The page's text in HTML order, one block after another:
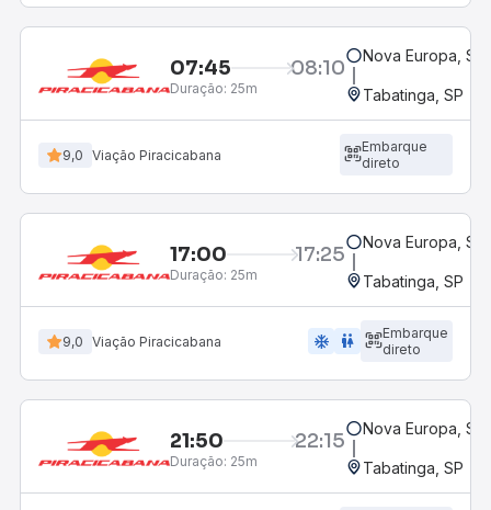
07:45 08:10
Duração: 25m
Nova Europa, SP
Tabatinga, SP
9,0 Viação Piracicabana
Embarque
direto
17:00 17:25
Duração: 25m
Nova Europa, SP
Tabatinga, SP
9,0 Viação Piracicabana ac_unit wc
Embarque
direto
21:50 22:15
Duração: 25m
Nova Europa, SP
Tabatinga, SP